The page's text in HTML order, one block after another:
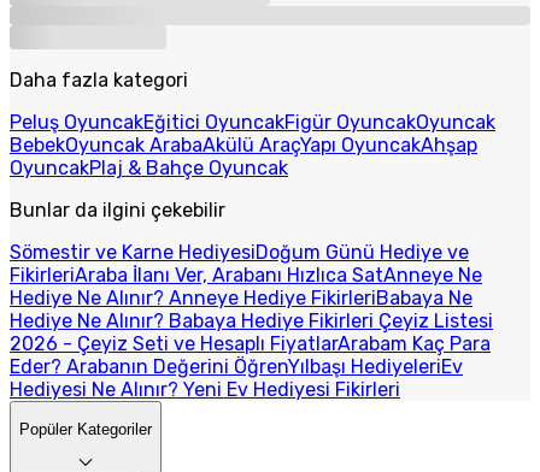
Daha fazla kategori
Peluş OyuncakEğitici OyuncakFigür OyuncakOyuncak
BebekOyuncak ArabaAkülü AraçYapı OyuncakAhşap
OyuncakPlaj & Bahçe Oyuncak
Bunlar da ilgini çekebilir
Sömestir ve Karne HediyesiDoğum Günü Hediye ve
FikirleriAraba İlanı Ver, Arabanı Hızlıca SatAnneye Ne
Hediye Ne Alınır? Anneye Hediye FikirleriBabaya Ne
Hediye Ne Alınır? Babaya Hediye Fikirleri Çeyiz Listesi
2026 - Çeyiz Seti ve Hesaplı FiyatlarArabam Kaç Para
Eder? Arabanın Değerini ÖğrenYılbaşı HediyeleriEv
Hediyesi Ne Alınır? Yeni Ev Hediyesi Fikirleri
Popüler Kategoriler